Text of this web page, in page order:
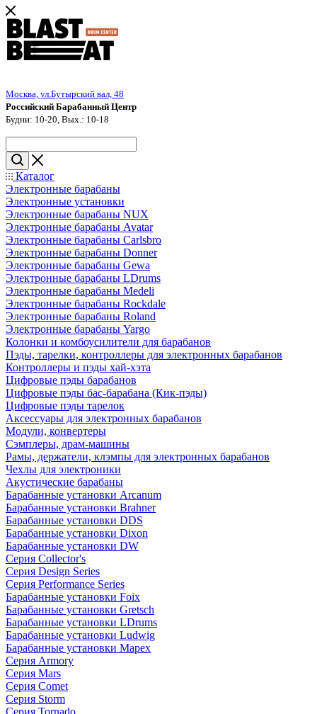
Москва, ул.Бутырский вал, 48
Российский Барабанный Центр
Будни: 10-20, Вых.: 10-18
Каталог
Электронные барабаны
Электронные установки
Электронные барабаны NUX
Электронные барабаны Avatar
Электронные барабаны Carlsbro
Электронные барабаны Donner
Электронные барабаны Gewa
Электронные барабаны LDrums
Электронные барабаны Medeli
Электронные барабаны Rockdale
Электронные барабаны Roland
Электронные барабаны Yargo
Колонки и комбоусилители для барабанов
Пэды, тарелки, контроллеры для электронных барабанов
Контроллеры и пэды хай-хэта
Цифровые пэды барабанов
Цифровые пэды бас-барабана (Кик-пэды)
Цифровые пэды тарелок
Аксессуары для электронных барабанов
Модули, конвертеры
Сэмплеры, драм-машины
Рамы, держатели, клэмпы для электронных барабанов
Чехлы для электроники
Акустические барабаны
Барабанные установки Arcanum
Барабанные установки Brahner
Барабанные установки DDS
Барабанные установки Dixon
Барабанные установки DW
Серия Collector's
Серия Design Series
Серия Performance Series
Барабанные установки Foix
Барабанные установки Gretsch
Барабанные установки LDrums
Барабанные установки Ludwig
Барабанные установки Mapex
Серия Armory
Серия Mars
Серия Comet
Серия Storm
Серия Tornado